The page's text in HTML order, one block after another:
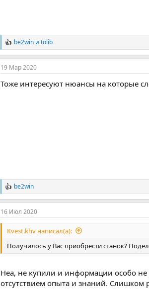
Р
е
а
к
и
be2win и tolib
19 Мар 2020
Тоже интересуют нюансы на которые
Р
е
а
к
ц
и
be2win
16 Июл 2020
Kvest.khv написал(а):
Получилось у Вас приобрести станок?
Неа, не купили и информации особо не
отсутствием опыта и знаний. Слишком